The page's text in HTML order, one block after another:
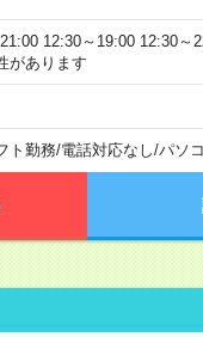
12:30～19:00 12:30～
があります
ト勤務/電話対応なし/パソ